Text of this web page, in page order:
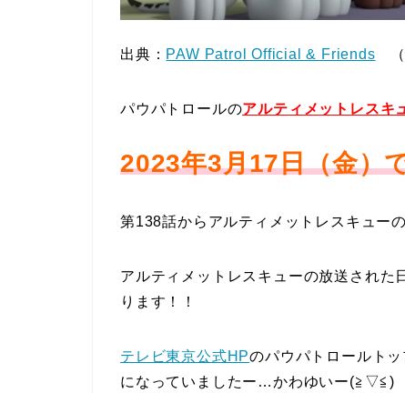
出典： PAW Patrol Official & Friends （
パウパトロールのアルティメットレスキ
2023年3月17日（金）
第138話からアルティメットレスキュー
アルティメットレスキューの放送された
ります！！
テレビ東京公式HPのパウパトロールト
になっていましたー…かわゆいー(≧▽≦)